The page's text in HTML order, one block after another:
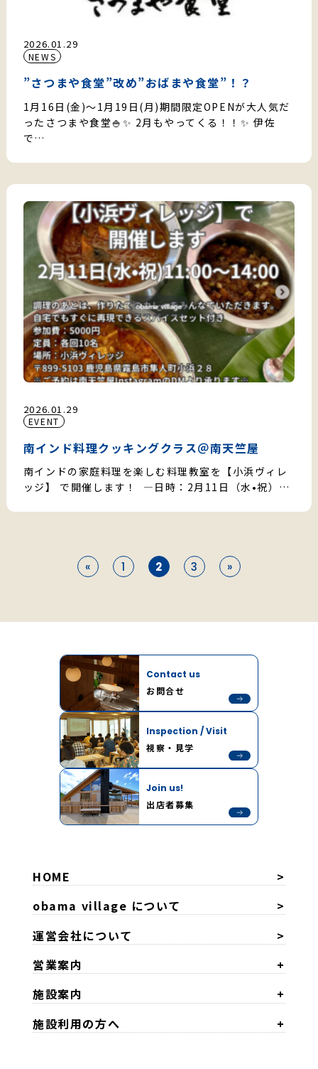
2026.01.29
NEWS
”さつまや食堂”改め”おばまや食堂”！？
1月16日(金)〜1月19日(月)期間限定OPENが大人気だ
ったさつまや食堂🍚✨ 2月もやってくる！！✨ 伊佐
で…
2026.01.29
EVENT
南インド料理クッキングクラス＠南天竺屋
南インドの家庭料理を楽しむ料理教室を【小浜ヴィレ
ッジ】 で開催します！ ――――――――――日時：2月11日（水•祝）…
« 1 2 3 »
Contact us
お問合せ
Inspection / Visit
視察・見学
Join us!
出店者募集
HOME
obama village について
運営会社について
営業案内
施設案内
施設利用の方へ